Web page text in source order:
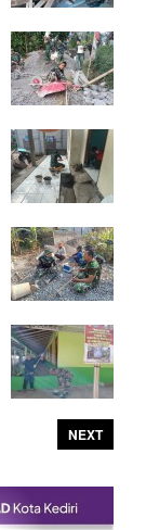
NEXT